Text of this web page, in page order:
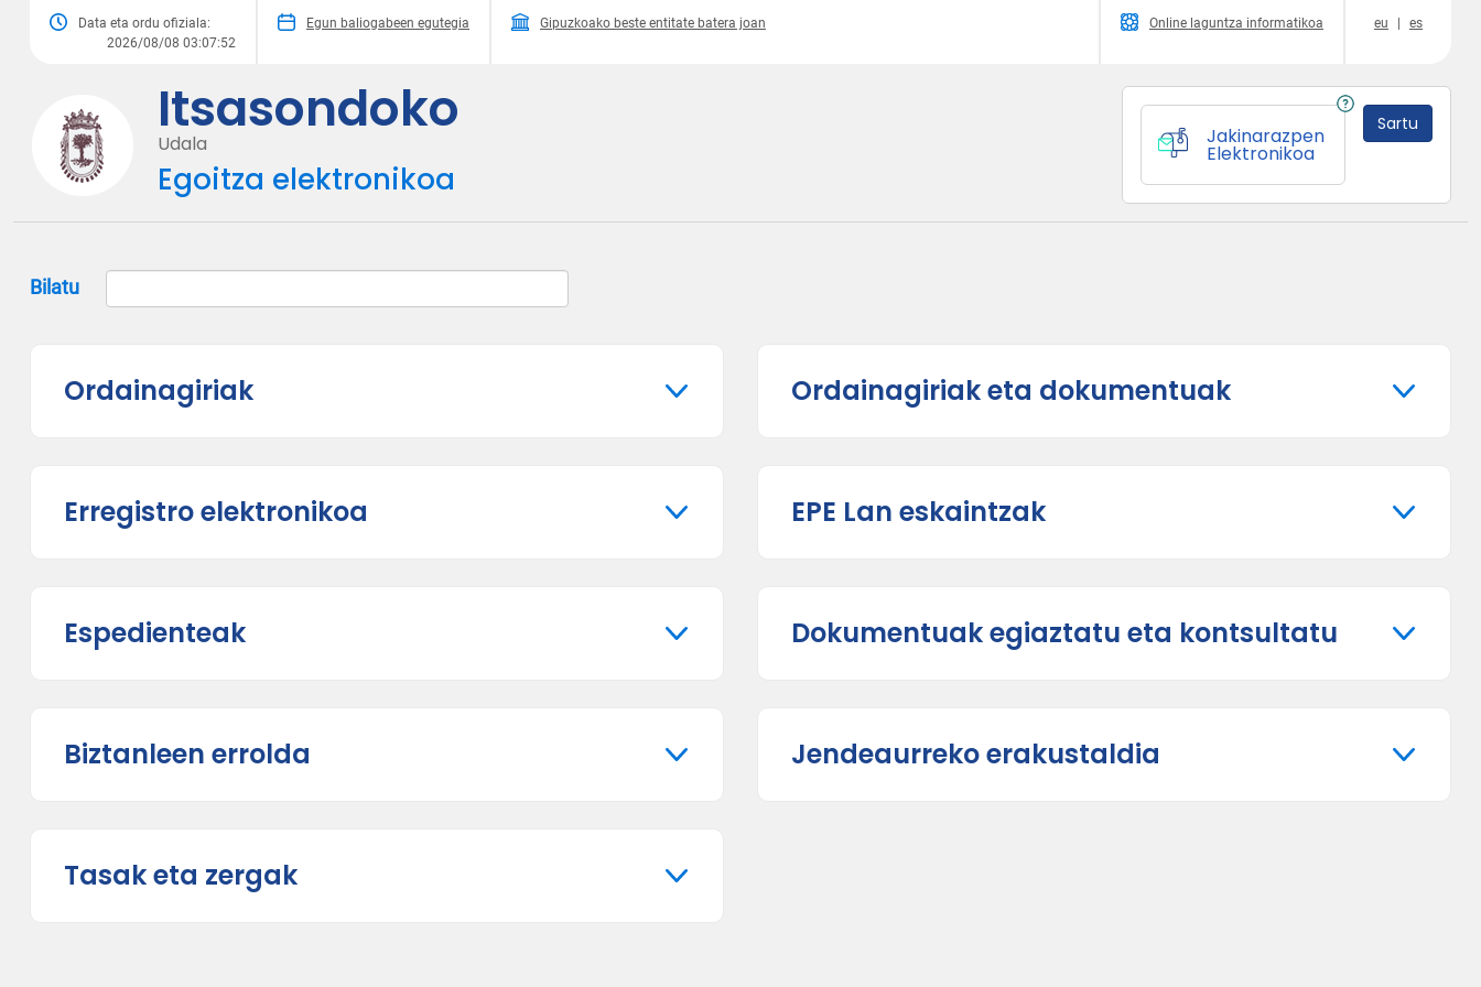
Itsasondoko
Udala
Egoitza elektronikoa
Jakinarazpen
Elektronikoa
Sartu
Data eta ordu ofiziala:
2026/08/08 03:07:52
Egun baliogabeen egutegia Gipuzkoako beste entitate batera joan Online laguntza informatikoa eu es
Bilatu
Ordainagiriak
Erregistro elektronikoa
Espedienteak
Biztanleen errolda
Tasak eta zergak
Ordainagiriak eta dokumentuak
EPE Lan eskaintzak
Dokumentuak egiaztatu eta kontsultatu
Jendeaurreko erakustaldia